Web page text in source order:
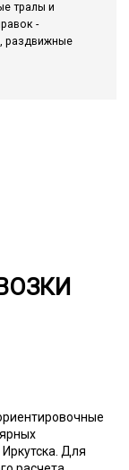
тралы и
-
раздвижные
Для